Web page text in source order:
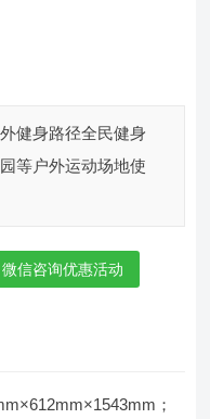
健身路径全民健身
等户外运动场地使
信咨询优惠活动
；